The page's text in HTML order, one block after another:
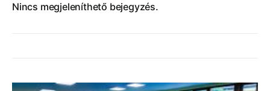
Nincs megjeleníthető bejegyzés.